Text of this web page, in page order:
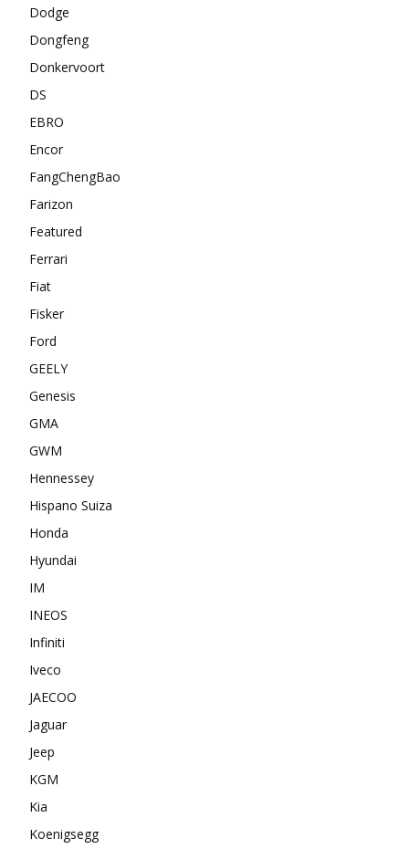
Dodge
Dongfeng
Donkervoort
DS
EBRO
Encor
FangChengBao
Farizon
Featured
Ferrari
Fiat
Fisker
Ford
GEELY
Genesis
GMA
GWM
Hennessey
Hispano Suiza
Honda
Hyundai
IM
INEOS
Infiniti
Iveco
JAECOO
Jaguar
Jeep
KGM
Kia
Koenigsegg